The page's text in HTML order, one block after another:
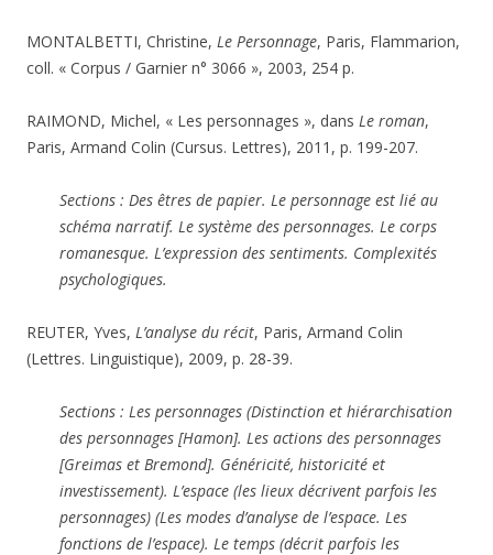
MONTALBETTI, Christine, Le Personnage, Paris, Flammarion,
coll. « Corpus / Garnier n° 3066 », 2003, 254 p.
RAIMOND, Michel, « Les personnages », dans Le roman,
Paris, Armand Colin (Cursus. Lettres), 2011, p. 199-207.
Sections : Des êtres de papier. Le personnage est lié au
schéma narratif. Le système des personnages. Le corps
romanesque. L’expression des sentiments. Complexités
psychologiques.
REUTER, Yves, L’analyse du récit, Paris, Armand Colin
(Lettres. Linguistique), 2009, p. 28-39.
Sections : Les personnages (Distinction et hiérarchisation
des personnages [Hamon]. Les actions des personnages
[Greimas et Bremond]. Généricité, historicité et
investissement). L’espace (les lieux décrivent parfois les
personnages) (Les modes d’analyse de l’espace. Les
fonctions de l’espace). Le temps (décrit parfois les